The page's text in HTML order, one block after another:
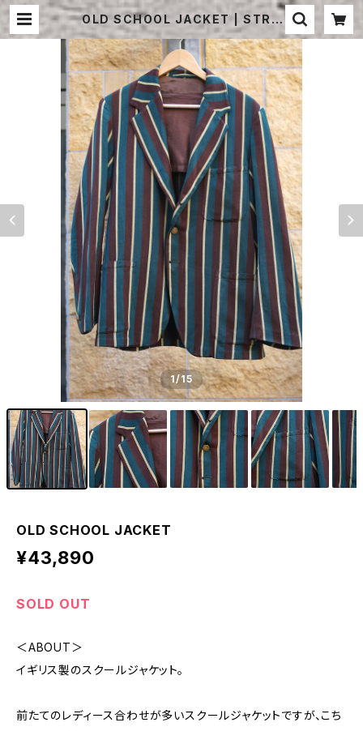
OLD SCHOOL JACKET | STRA
YSHEEP ONLINE
1/15
OLD SCHOOL JACKET
¥43,890
SOLD OUT
＜ABOUT＞
イギリス製のスクールジャケット。
前たてのレディース合わせが多いスクールジャケットですが、こち